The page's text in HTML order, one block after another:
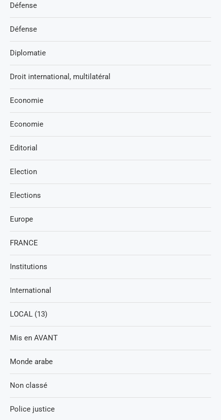
Défense
Défense
Diplomatie
Droit international, multilatéral
Economie
Economie
Editorial
Election
Elections
Europe
FRANCE
Institutions
International
LOCAL (13)
Mis en AVANT
Monde arabe
Non classé
Police justice